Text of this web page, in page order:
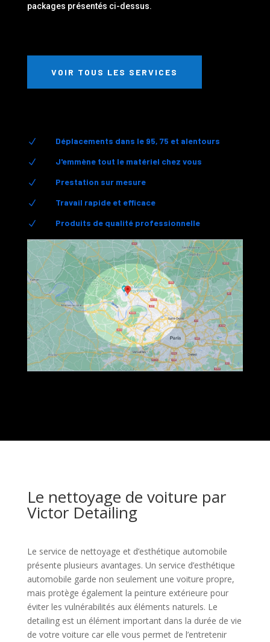
packages présentés ci-dessus.
VOIR TOUS LES SERVICES
N Déplacements dans le 95, 75 et alentours
N J'emmène tout le matériel chez vous
N Prestation sur mesure
N Travail rapide et efficace
N Produits de qualité professionnelle
Le nettoyage de voiture par
Victor Detailing
Le service de nettoyage et d’esthétique automobile
présente plusieurs avantages. Un service d’esthétique
automobile garde non seulement une voiture propre,
mais protège également la peinture extérieure pour
éviter les vulnérabilités aux éléments naturels. Le
detailing est un élément important dans la durée de vie
de votre voiture car elle vous permet de l’entretenir